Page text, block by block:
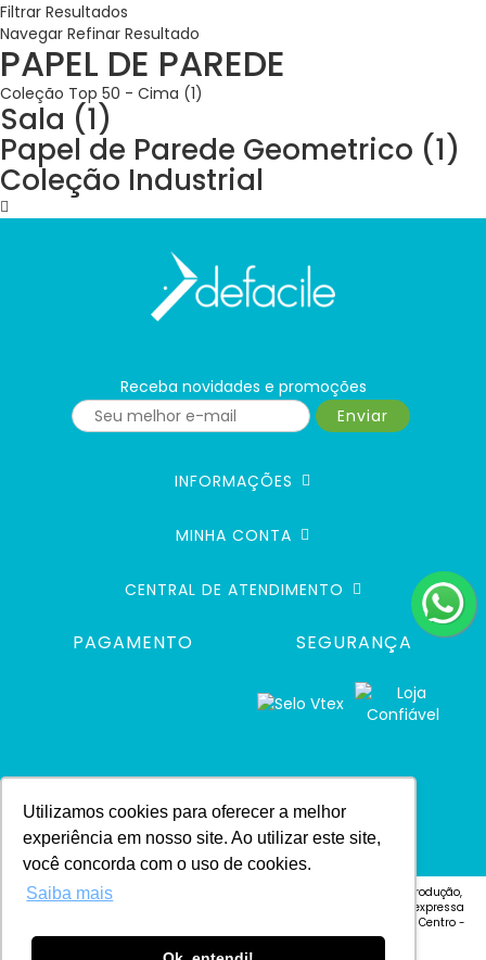
Utilizamos cookies para oferecer a melhor
experiência em nosso site. Ao utilizar este site,
você concorda com o uso de cookies.
Saiba mais
Filtrar Resultados
Navegar Refinar Resultado
PAPEL DE PAREDE
Coleção Top 50 - Cima (1)
Sala (1)
Papel de Parede Geometrico (1)
Coleção Industrial
Receba novidades e promoções
Enviar
INFORMAÇÕES
MINHA CONTA
CENTRAL DE ATENDIMENTO
PAGAMENTO SEGURANÇA
© 2024 Defacile. Todos os direitos reservados. É vedada qualquer reprodução,
total ou parcial, de qualquer elemento de identidade, ou textos, sem expressa
autorização Defacile - Endereço: Rua Cel. José Vitoriano Vilas Bôas, 4 - Centro -
CEP 18600-130 - Botucatu-SP